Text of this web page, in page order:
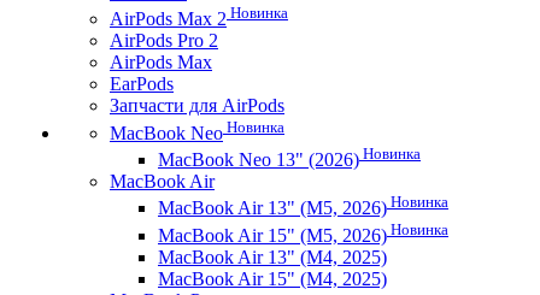
AirPods Max 2 Новинка
AirPods Pro 2
AirPods Max
EarPods
Запчасти для AirPods
MacBook Neo Новинка
MacBook Neo 13" (2026) Новинка
MacBook Air
MacBook Air 13" (M5, 2026) Новинка
MacBook Air 15" (M5, 2026) Новинка
MacBook Air 13" (M4, 2025)
MacBook Air 15" (M4, 2025)